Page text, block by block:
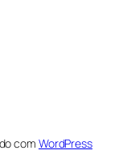
com WordPress